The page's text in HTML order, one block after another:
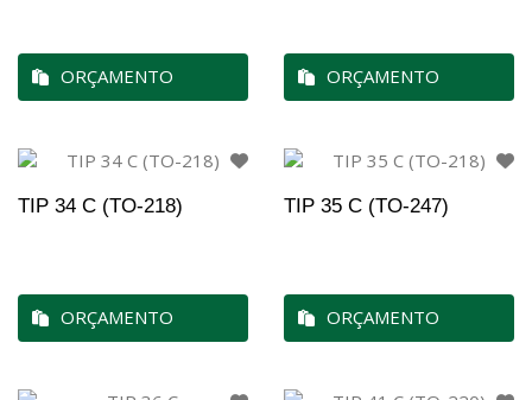
ORÇAMENTO ORÇAMENTO
TIP 34 C (TO-218)
ORÇAMENTO
TIP 35 C (TO-247)
ORÇAMENTO